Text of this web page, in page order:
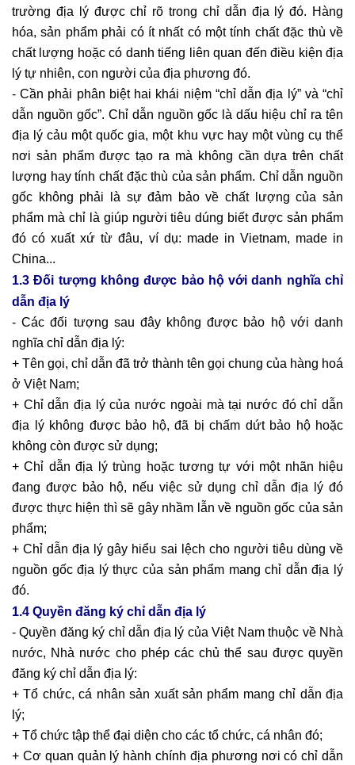
trường địa lý được chỉ rõ trong chỉ dẫn địa lý đó. Hàng
hóa, sản phẩm phải có ít nhất có một tính chất đặc thù về
chất lượng hoặc có danh tiếng liên quan đến điều kiện địa
lý tự nhiên, con người của địa phương đó.
- Cần phải phân biệt hai khái niệm “chỉ dẫn địa lý” và “chỉ
dẫn nguồn gốc”. Chỉ dẫn nguồn gốc là dấu hiệu chỉ ra tên
địa lý cảu một quốc gia, một khu vực hay một vùng cụ thể
nơi sản phẩm được tạo ra mà không cần dựa trên chất
lượng hay tính chất đặc thù của sản phẩm. Chỉ dẫn nguồn
gốc không phải là sự đảm bảo về chất lượng của sản
phẩm mà chỉ là giúp người tiêu dúng biết được sản phẩm
đó có xuất xứ từ đâu, ví dụ: made in Vietnam, made in
China...
1.3 Đối tượng không được bảo hộ với danh nghĩa chỉ
dẫn địa lý
- Các đối tượng sau đây không được bảo hộ với danh
nghĩa chỉ dẫn địa lý:
+ Tên gọi, chỉ dẫn đã trở thành tên gọi chung của hàng hoá
ở Việt Nam;
+ Chỉ dẫn địa lý của nước ngoài mà tại nước đó chỉ dẫn
địa lý không được bảo hộ, đã bị chấm dứt bảo hộ hoặc
không còn được sử dụng;
+ Chỉ dẫn địa lý trùng hoặc tương tự với một nhãn hiệu
đang được bảo hộ, nếu việc sử dụng chỉ dẫn địa lý đó
được thực hiện thì sẽ gây nhầm lẫn về nguồn gốc của sản
phẩm;
+ Chỉ dẫn địa lý gây hiểu sai lệch cho người tiêu dùng về
nguồn gốc địa lý thực của sản phẩm mang chỉ dẫn địa lý
đó.
1.4 Quyền đăng ký chỉ dẫn địa lý
- Quyền đăng ký chỉ dẫn địa lý của Việt Nam thuộc về Nhà
nước, Nhà nước cho phép các chủ thể sau được quyền
đăng ký chỉ dẫn địa lý:
+ Tổ chức, cá nhân sản xuất sản phẩm mang chỉ dẫn địa
lý;
+ Tổ chức tập thể đại diện cho các tổ chức, cá nhân đó;
+ Cơ quan quản lý hành chính địa phương nơi có chỉ dẫn